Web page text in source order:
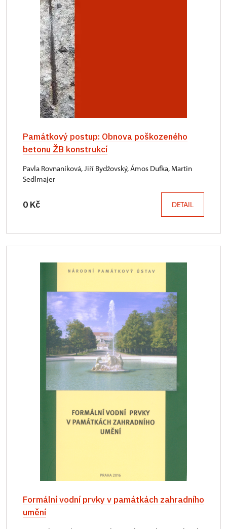
Památkový postup: Obnova poškozeného
betonu ŽB konstrukcí
Pavla Rovnaníková, Jiří Bydžovský, Ámos Dufka, Martin
Sedlmajer
0 Kč DETAIL
Formální vodní prvky v památkách zahradního
umění